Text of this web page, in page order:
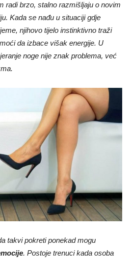
radi brzo, stalno razmišljaju o novim
Kada se nađu u situaciji gdje
njihovo tijelo instinktivno traži
da izbace višak energije. U
noge nije znak problema, već
takvi pokreti ponekad mogu
. Postoje trenuci kada osoba